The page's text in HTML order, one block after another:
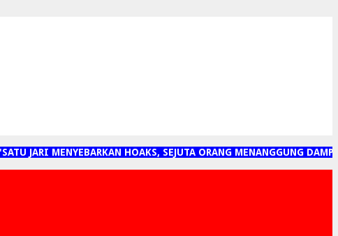
JARI MENYEBARKAN HOAKS, SEJUTA ORANG MENANGGUNG